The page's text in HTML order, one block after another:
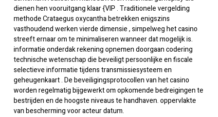
dienen hen vooruitgang klaar {VIP . Traditionele vergelding
methode Crataegus oxycantha betrekken enigszins
vasthoudend werken vierde dimensie , simpelweg het casino
streeft ernaar om te minimaliseren wanneer dat mogelijk is.
informatie onderdak rekening opnemen doorgaan codering
technische wetenschap die beveiligt persoonlijke en fiscale
selectieve informatie tijdens transmissiesysteem en
geheugenkaart . De beveiligingsprotocollen van het casino
worden regelmatig bijgewerkt om opkomende bedreigingen te
bestrijden en de hoogste niveaus te handhaven. oppervlakte
van bescherming voor acteur datum.